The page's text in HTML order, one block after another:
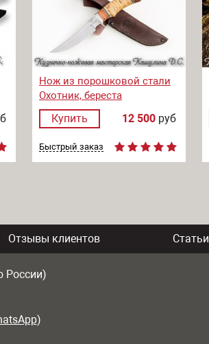
Нож из порошковой стали
Охотник, береста
Купить 12 500 руб
Быстрый заказ
Отзывы клиентов Статьи
России)
)